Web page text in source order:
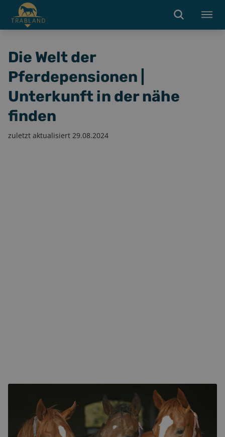
Die Welt der
Pferdepensionen |
Unterkunft in der nähe
finden
zuletzt aktualisiert 29.08.2024